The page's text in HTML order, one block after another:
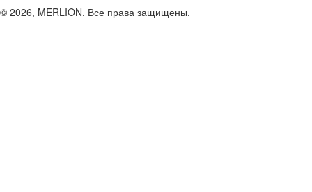
© 2026, MERLION. Все права защищены.